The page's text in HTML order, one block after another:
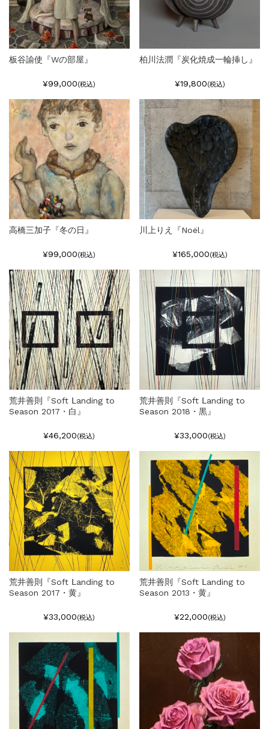
板谷諭使『Wの部屋』
¥99,000(税込)
柏川法潤『炭化焼成一輪挿し』
¥19,800(税込)
高橋三加子『冬の日』
¥99,000(税込)
川上りえ『Noël』
¥165,000(税込)
荒井善則『Soft Ⅼanding to
Season 2017・白』
¥46,200(税込)
荒井善則『Soft Ⅼanding to
Season 2018・黒』
¥33,000(税込)
荒井善則『Soft Ⅼanding to
Season 2017・黄』
¥33,000(税込)
荒井善則『Soft Ⅼanding to
Season 2013・黄』
¥22,000(税込)